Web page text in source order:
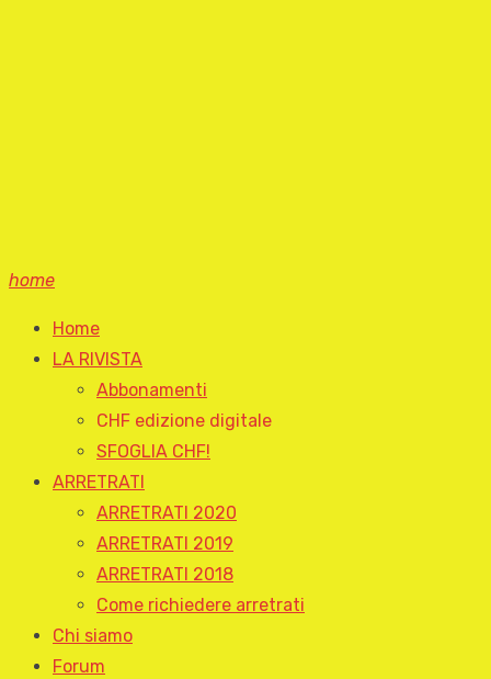
home
Home
LA RIVISTA
Abbonamenti
CHF edizione digitale
SFOGLIA CHF!
ARRETRATI
ARRETRATI 2020
ARRETRATI 2019
ARRETRATI 2018
Come richiedere arretrati
Chi siamo
Forum